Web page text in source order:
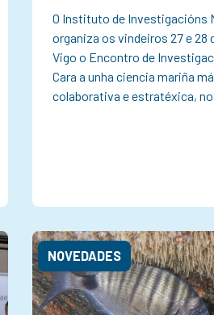
O Instituto de Investigacións
organiza os vindeiros 27 e 28
Vigo o Encontro de
Cara a unha ciencia mariña
colaborativa e estratéxica,
NOVEDADES